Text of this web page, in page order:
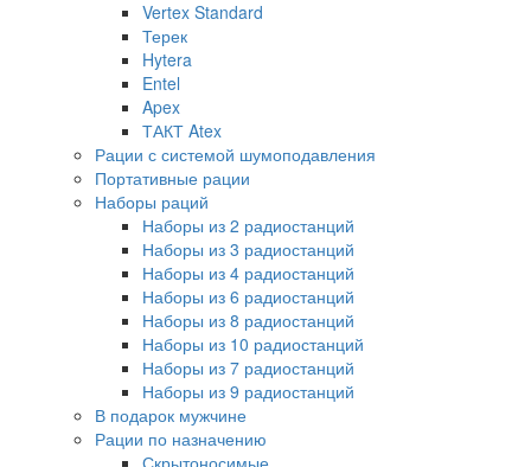
Vertex Standard
Терек
Hytera
Entel
Apex
ТАКТ Atex
Рации с системой шумоподавления
Портативные рации
Наборы раций
Наборы из 2 радиостанций
Наборы из 3 радиостанций
Наборы из 4 радиостанций
Наборы из 6 радиостанций
Наборы из 8 радиостанций
Наборы из 10 радиостанций
Наборы из 7 радиостанций
Наборы из 9 радиостанций
В подарок мужчине
Рации по назначению
Скрытоносимые